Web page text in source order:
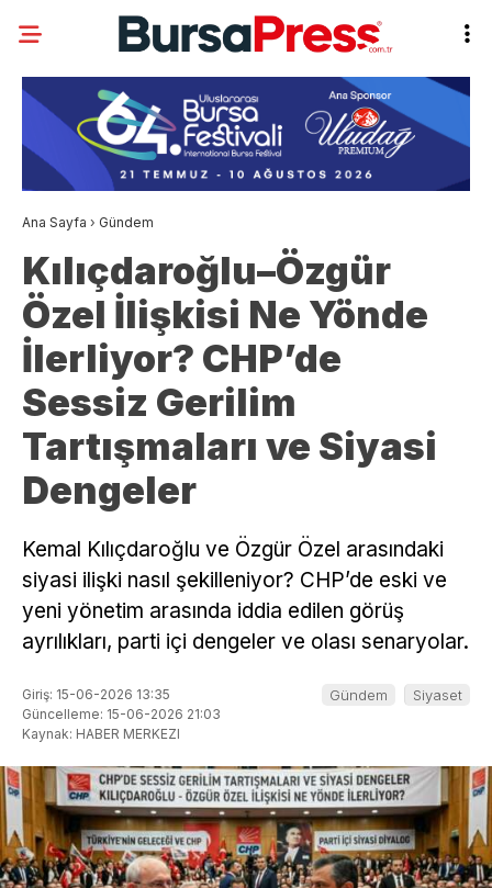
Ana Sayfa › Gündem
Kılıçdaroğlu–Özgür
Özel İlişkisi Ne Yönde
İlerliyor? CHP’de
Sessiz Gerilim
Tartışmaları ve Siyasi
Dengeler
Kemal Kılıçdaroğlu ve Özgür Özel arasındaki
siyasi ilişki nasıl şekilleniyor? CHP’de eski ve
yeni yönetim arasında iddia edilen görüş
ayrılıkları, parti içi dengeler ve olası senaryolar.
Giriş: 15-06-2026 13:35
Güncelleme: 15-06-2026 21:03
Kaynak: HABER MERKEZI
Gündem Siyaset